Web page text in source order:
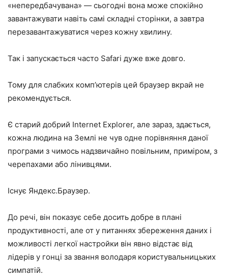
«непередбачувана» — сьогодні вона може спокійно
завантажувати навіть самі складні сторінки, а завтра
перезавантажуватися через кожну хвилину.
Так і запускається часто Safari дуже вже довго.
Тому для слабких комп’ютерів цей браузер вкрай не
рекомендується.
Є старий добрий Internet Explorer, але зараз, здається,
кожна людина на Землі не чув одне порівняння даної
програми з чимось надзвичайно повільним, приміром, з
черепахами або лінивцями.
Існує Яндекс.Браузер.
До речі, він показує себе досить добре в плані
продуктивності, але от у питаннях збереження даних і
можливості легкої настройки він явно відстає від
лідерів у гонці за звання володаря користувальницьких
симпатій.